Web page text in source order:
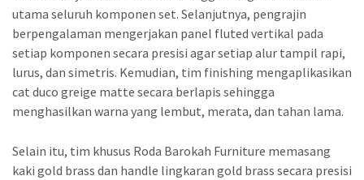
utama seluruh komponen set. Selanjutnya, pengrajin
berpengalaman mengerjakan panel fluted vertikal pada
setiap komponen secara presisi agar setiap alur tampil rapi,
lurus, dan simetris. Kemudian, tim finishing mengaplikasikan
cat duco greige matte secara berlapis sehingga
menghasilkan warna yang lembut, merata, dan tahan lama.
Selain itu, tim khusus Roda Barokah Furniture memasang
kaki gold brass dan handle lingkaran gold brass secara presisi